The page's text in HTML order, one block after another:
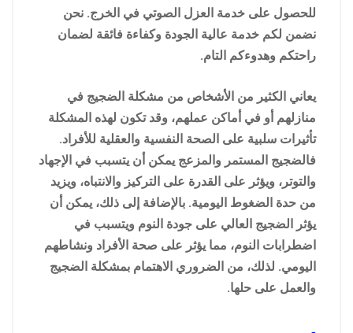
للحصول على خدمة العزل الصوتي في الخرج. نحن
نضمن لكم خدمة عالية الجودة وكفاءة فائقة لضمان
راحتكم وهدوءكم التام.
يعاني الكثير من الأشخاص من مشكلة الضجيج في
منازلهم أو في أماكن عملهم، وقد تكون لهذه المشكلة
تأثيرات سلبية على الصحة النفسية والعقلية للأفراد.
فالضجيج المستمر والمزعج يمكن أن يتسبب في الإجهاد
والتوتر، ويؤثر على القدرة على التركيز والانتباه، ويزيد
من حدة الضغوط اليومية. بالإضافة إلى ذلك، يمكن أن
يؤثر الضجيج العالي على جودة النوم ويتسبب في
اضطرابات النوم، مما يؤثر على صحة الأفراد ونشاطهم
اليومي. لذلك، من الضروري الاهتمام بمشكلة الضجيج
والعمل على حلها.